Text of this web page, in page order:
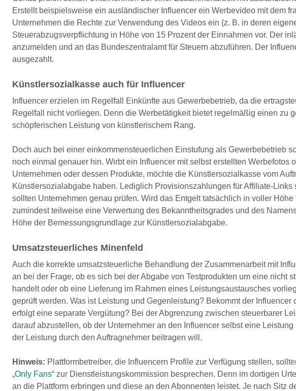
Erstellt beispielsweise ein ausländischer Influencer ein Werbevideo mit dem
Unternehmen die Rechte zur Verwendung des Videos ein (z. B. in deren
Steuerabzugsverpflichtung in Höhe von 15 Prozent der Einnahmen vor. Der
anzumelden und an das Bundeszentralamt für Steuern abzuführen. Der
ausgezahlt.
Künstlersozialkasse auch für Influencer
Influencer erzielen im Regelfall Einkünfte aus Gewerbebetrieb, da die
Regelfall nicht vorliegen. Denn die Werbetätigkeit bietet regelmäßig einen zu
schöpferischen Leistung von künstlerischem Rang.
Doch auch bei einer einkommensteuerlichen Einstufung als Gewerbebetrieb
noch einmal genauer hin. Wirbt ein Influencer mit selbst erstellten Werbefotos
Unternehmen oder dessen Produkte, möchte die Künstlersozialkasse vom
Künstlersozialabgabe haben. Lediglich Provisionszahlungen für Affiliate-
sollten Unternehmen genau prüfen. Wird das Entgelt tatsächlich in voller
zumindest teilweise eine Verwertung des Bekanntheitsgrades und des
Höhe der Bemessungsgrundlage zur Künstlersozialabgabe.
Umsatzsteuerliches Minenfeld
Auch die korrekte umsatzsteuerliche Behandlung der Zusammenarbeit mit
an bei der Frage, ob es sich bei der Abgabe von Testprodukten um eine nicht
handelt oder ob eine Lieferung im Rahmen eines Leistungsaustausches
geprüft werden. Was ist Leistung und Gegenleistung? Bekommt der
erfolgt eine separate Vergütung? Bei der Abgrenzung zwischen steuerbarer
darauf abzustellen, ob der Unternehmer an den Influencer selbst eine
der Leistung durch den Auftragnehmer beitragen will.
Hinweis: Plattformbetreiber, die Influencern Profile zur Verfügung stellen,
„Only Fans“ zur Dienstleistungskommission besprechen. Denn im dortigen
an die Plattform erbringen und diese an den Abonnenten leistet. Je nach Sitz